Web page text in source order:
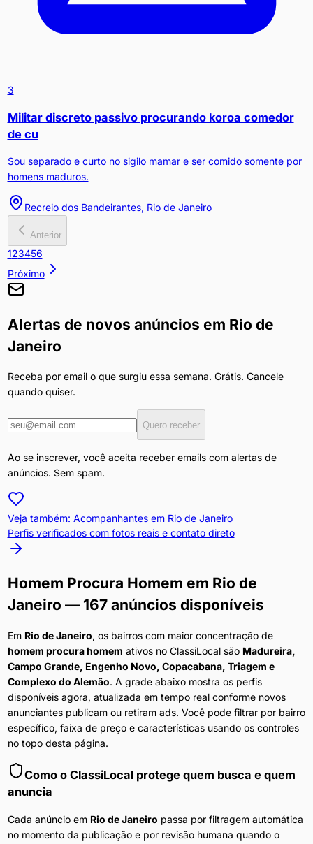
3
Militar discreto passivo procurando koroa comedor
de cu
Sou separado e curto no sigilo mamar e ser comido somente por
homens maduros.
Recreio dos Bandeirantes, Rio de Janeiro
Anterior
123456
Próximo
Alertas de novos anúncios em Rio de
Janeiro
Receba por email o que surgiu essa semana. Grátis. Cancele
quando quiser.
Quero receber
Ao se inscrever, você aceita receber emails com alertas de
anúncios. Sem spam.
Veja também: Acompanhantes em Rio de Janeiro
Perfis verificados com fotos reais e contato direto
Homem Procura Homem em Rio de
Janeiro — 167 anúncios disponíveis
Em Rio de Janeiro, os bairros com maior concentração de
homem procura homem ativos no ClassiLocal são Madureira,
Campo Grande, Engenho Novo, Copacabana, Triagem e
Complexo do Alemão. A grade abaixo mostra os perfis
disponíveis agora, atualizada em tempo real conforme novos
anunciantes publicam ou retiram ads. Você pode filtrar por bairro
específico, faixa de preço e características usando os controles
no topo desta página.
Como o ClassiLocal protege quem busca e quem
anuncia
Cada anúncio em Rio de Janeiro passa por filtragem automática
no momento da publicação e por revisão humana quando o